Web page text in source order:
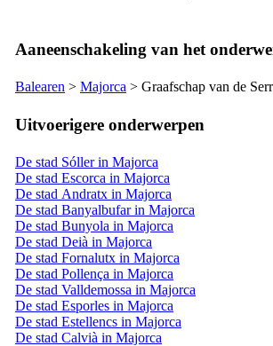
Aaneenschakeling van het
Balearen > Majorca > Graafschap van de
Uitvoerigere onderwerpen
De stad Sóller in Majorca
De stad Escorca in Majorca
De stad Andratx in Majorca
De stad Banyalbufar in Majorca
De stad Bunyola in Majorca
De stad Deià in Majorca
De stad Fornalutx in Majorca
De stad Pollença in Majorca
De stad Valldemossa in Majorca
De stad Esporles in Majorca
De stad Estellencs in Majorca
De stad Calvià in Majorca